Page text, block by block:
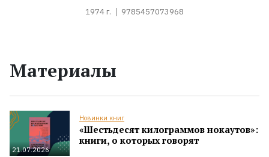
1974 г. 9785457073968
Материалы
21.07.2026
Новинки книг
«Шестьдесят килограммов нокаутов»:
книги, о которых говорят